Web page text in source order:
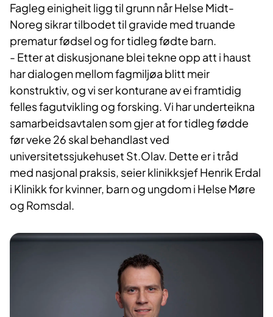
Fagleg einigheit ligg til grunn når Helse Midt-
Noreg sikrar tilbodet til gravide med truande
prematur fødsel og for tidleg fødte barn.
- Etter at diskusjonane blei tekne opp att i haust
har dialogen mellom fagmiljøa blitt meir
konstruktiv, og vi ser konturane av ei framtidig
felles fagutvikling og forsking. Vi har underteikna
samarbeidsavtalen som gjer at for tidleg fødde
før veke 26 skal behandlast ved
universitetssjukehuset St.Olav. Dette er i tråd
med nasjonal praksis, seier klinikksjef Henrik Erdal
i Klinikk for kvinner, barn og ungdom i Helse Møre
og Romsdal.